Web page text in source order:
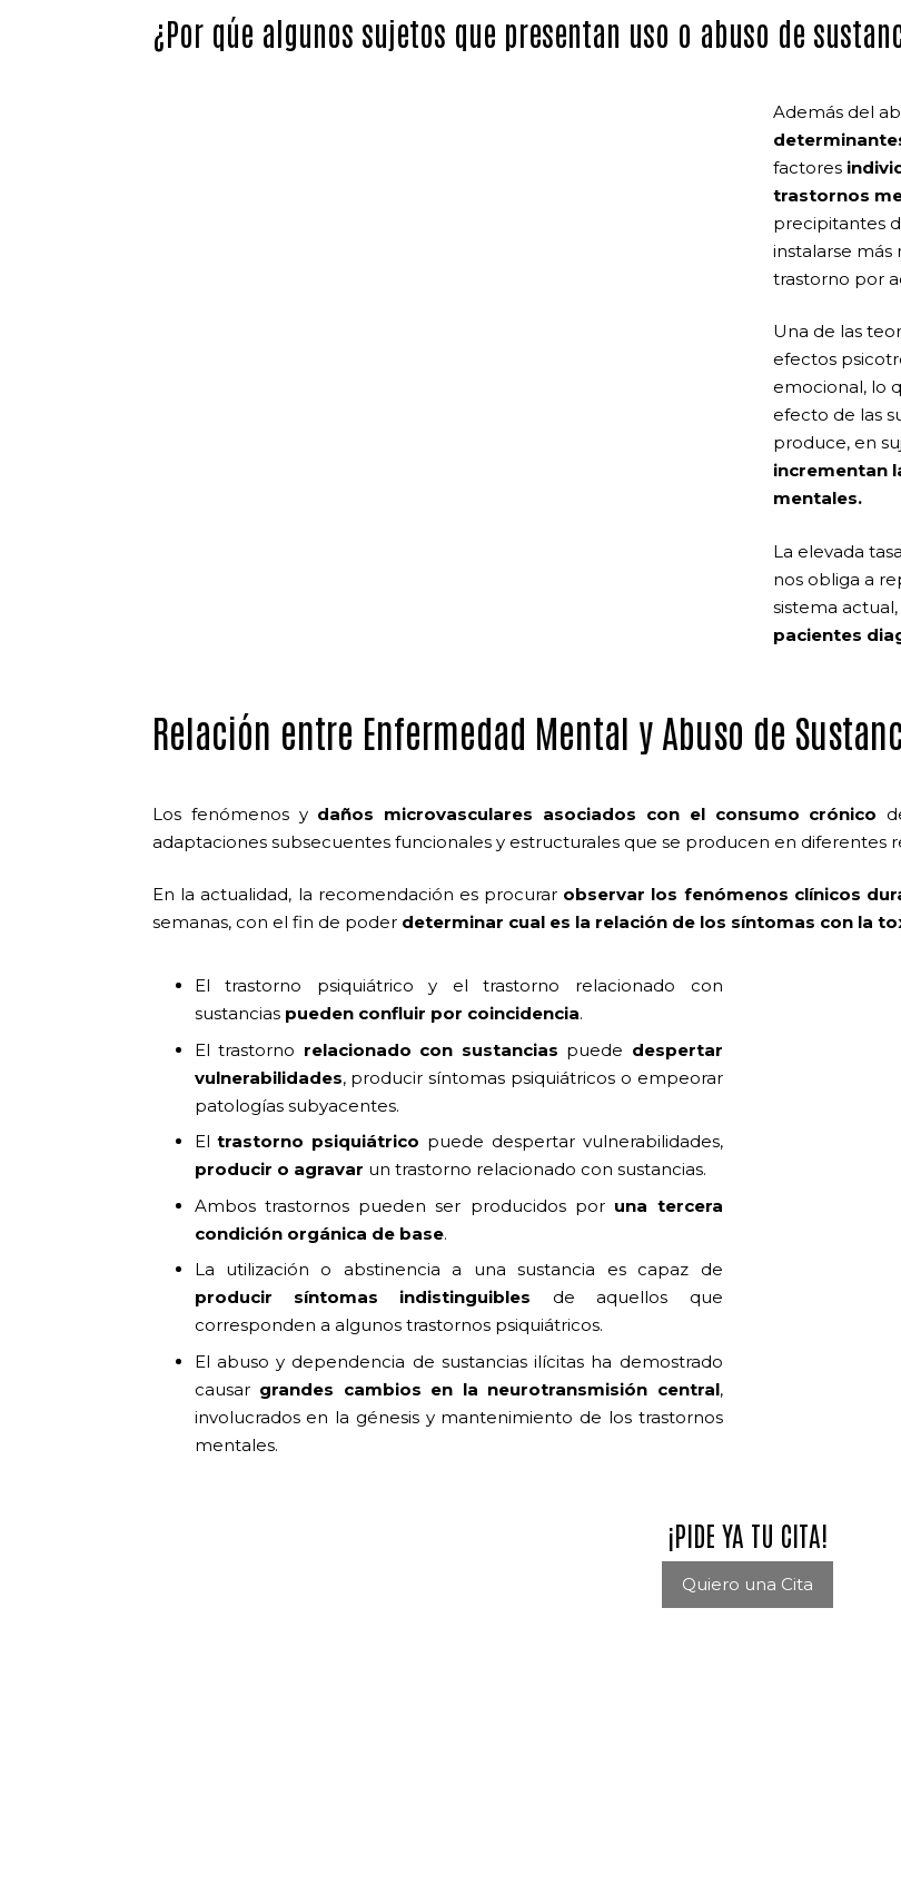
¿Por qúe algunos sujetos que presentan uso o abuso de
Además del
factores
trastornos
precipitantes
instalarse más
trastorno por
Una de las
efectos
emocional, lo
efecto de las
produce, en
incrementan
mentales.
La elevada
nos obliga a
sistema
pacientes
Relación entre Enfermedad Mental y Abuso de
Los fenómenos y daños microvasculares asociados con el consumo crónico
adaptaciones subsecuentes funcionales y estructurales que se producen en diferentes
En la actualidad, la recomendación es procurar observar los fenómenos clínicos
semanas, con el fin de poder determinar cual es la relación de los síntomas con la
El trastorno psiquiátrico y el trastorno relacionado con
sustancias pueden confluir por coincidencia.
El trastorno relacionado con sustancias puede despertar
vulnerabilidades, producir síntomas psiquiátricos o empeorar
patologías subyacentes.
Eltrastorno psiquiátrico puede despertar vulnerabilidades,
producir o agravar un trastorno relacionado con sustancias.
Ambos trastornos pueden ser producidos por una tercera
condición orgánica de base.
La utilización o abstinencia a una sustancia es capaz de
producir síntomas indistinguibles de aquellos que
corresponden a algunos trastornos psiquiátricos.
El abuso y dependencia de sustancias ilícitas ha demostrado
causar grandes cambios en la neurotransmisión central,
involucrados en la génesis y mantenimiento de los trastornos
mentales.
¡PIDE YA TU CITA!
Quiero una Cita